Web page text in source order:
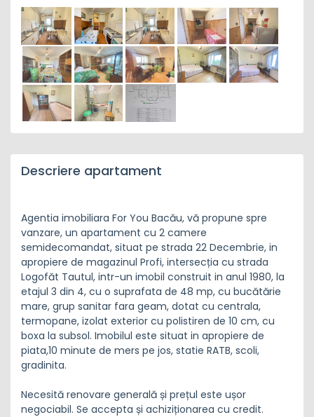
Descriere apartament
Agentia imobiliara For You Bacău, vă propune spre
vanzare, un apartament cu 2 camere
semidecomandat, situat pe strada 22 Decembrie, in
apropiere de magazinul Profi, intersecția cu strada
Logofăt Tautul, intr-un imobil construit in anul 1980, la
etajul 3 din 4, cu o suprafata de 48 mp, cu bucătărie
mare, grup sanitar fara geam, dotat cu centrala,
termopane, izolat exterior cu polistiren de 10 cm, cu
boxa la subsol. Imobilul este situat in apropiere de
piata,10 minute de mers pe jos, statie RATB, scoli,
gradinita.
Necesită renovare generală și prețul este ușor
negociabil. Se accepta și achiziționarea cu credit.